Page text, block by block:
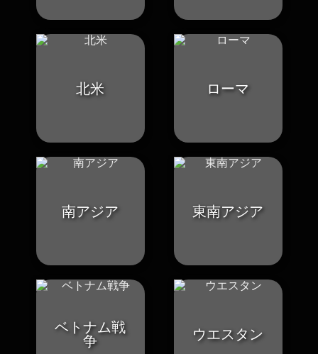
北米 ローマ
南アジア 東南アジア
ベトナム戦
争
ウエスタン